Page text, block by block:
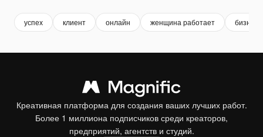
успех клиент онлайн женщина работает бизнес
Креативная платформа для создания ваших лучших работ.
Более 1 миллиона подписчиков среди креаторов,
предприятий, агентств и студий.